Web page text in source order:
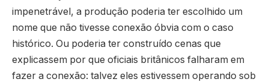
impenetrável, a produção poderia ter escolhido um
nome que não tivesse conexão óbvia com o caso
histórico. Ou poderia ter construído cenas que
explicassem por que oficiais britânicos falharam em
fazer a conexão: talvez eles estivessem operando sob